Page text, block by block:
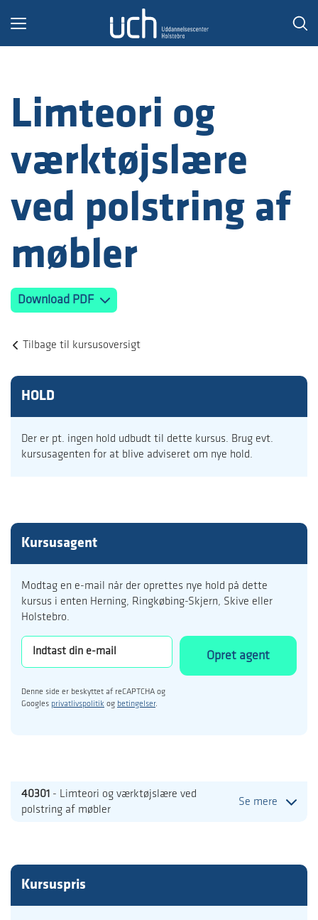
Toggle
Limteori og
værktøjslære
ved polstring af
møbler
Download PDF
Tilbage til kursusoversigt
HOLD
Der er pt. ingen hold udbudt til dette kursus. Brug evt.
kursusagenten for at blive adviseret om nye hold.
Kursusagent
Modtag en e-mail når der oprettes nye hold på dette
kursus i enten Herning, Ringkøbing-Skjern, Skive eller
Holstebro.
Opret agent
Denne side er beskyttet af reCAPTCHA og
Googles privatlivspolitik og betingelser.
40301 - Limteori og værktøjslære ved
polstring af møbler
Se mere
Kursuspris